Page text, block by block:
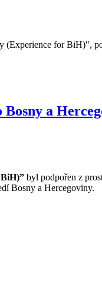
(Experience for BiH)",
a
byl podpořen z
Bosny a Hercegoviny.